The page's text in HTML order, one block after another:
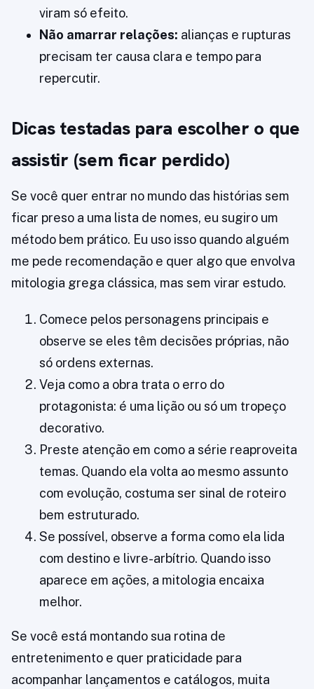
viram só efeito.
Não amarrar relações: alianças e rupturas
precisam ter causa clara e tempo para
repercutir.
Dicas testadas para escolher o que
assistir (sem ficar perdido)
Se você quer entrar no mundo das histórias sem
ficar preso a uma lista de nomes, eu sugiro um
método bem prático. Eu uso isso quando alguém
me pede recomendação e quer algo que envolva
mitologia grega clássica, mas sem virar estudo.
Comece pelos personagens principais e
observe se eles têm decisões próprias, não
só ordens externas.
Veja como a obra trata o erro do
protagonista: é uma lição ou só um tropeço
decorativo.
Preste atenção em como a série reaproveita
temas. Quando ela volta ao mesmo assunto
com evolução, costuma ser sinal de roteiro
bem estruturado.
Se possível, observe a forma como ela lida
com destino e livre-arbítrio. Quando isso
aparece em ações, a mitologia encaixa
melhor.
Se você está montando sua rotina de
entretenimento e quer praticidade para
acompanhar lançamentos e catálogos, muita